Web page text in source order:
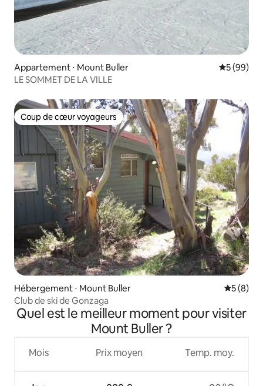
Appartement ⋅ Mount Buller
5 (99)
LE SOMMET DE LA VILLE
Coup de cœur voyageurs
Coup de cœur voyageurs
Hébergement ⋅ Mount Buller
5 (8)
Club de ski de Gonzaga
Quel est le meilleur moment pour visiter
Mount Buller ?
Mois Prix moyen Temp. moy.